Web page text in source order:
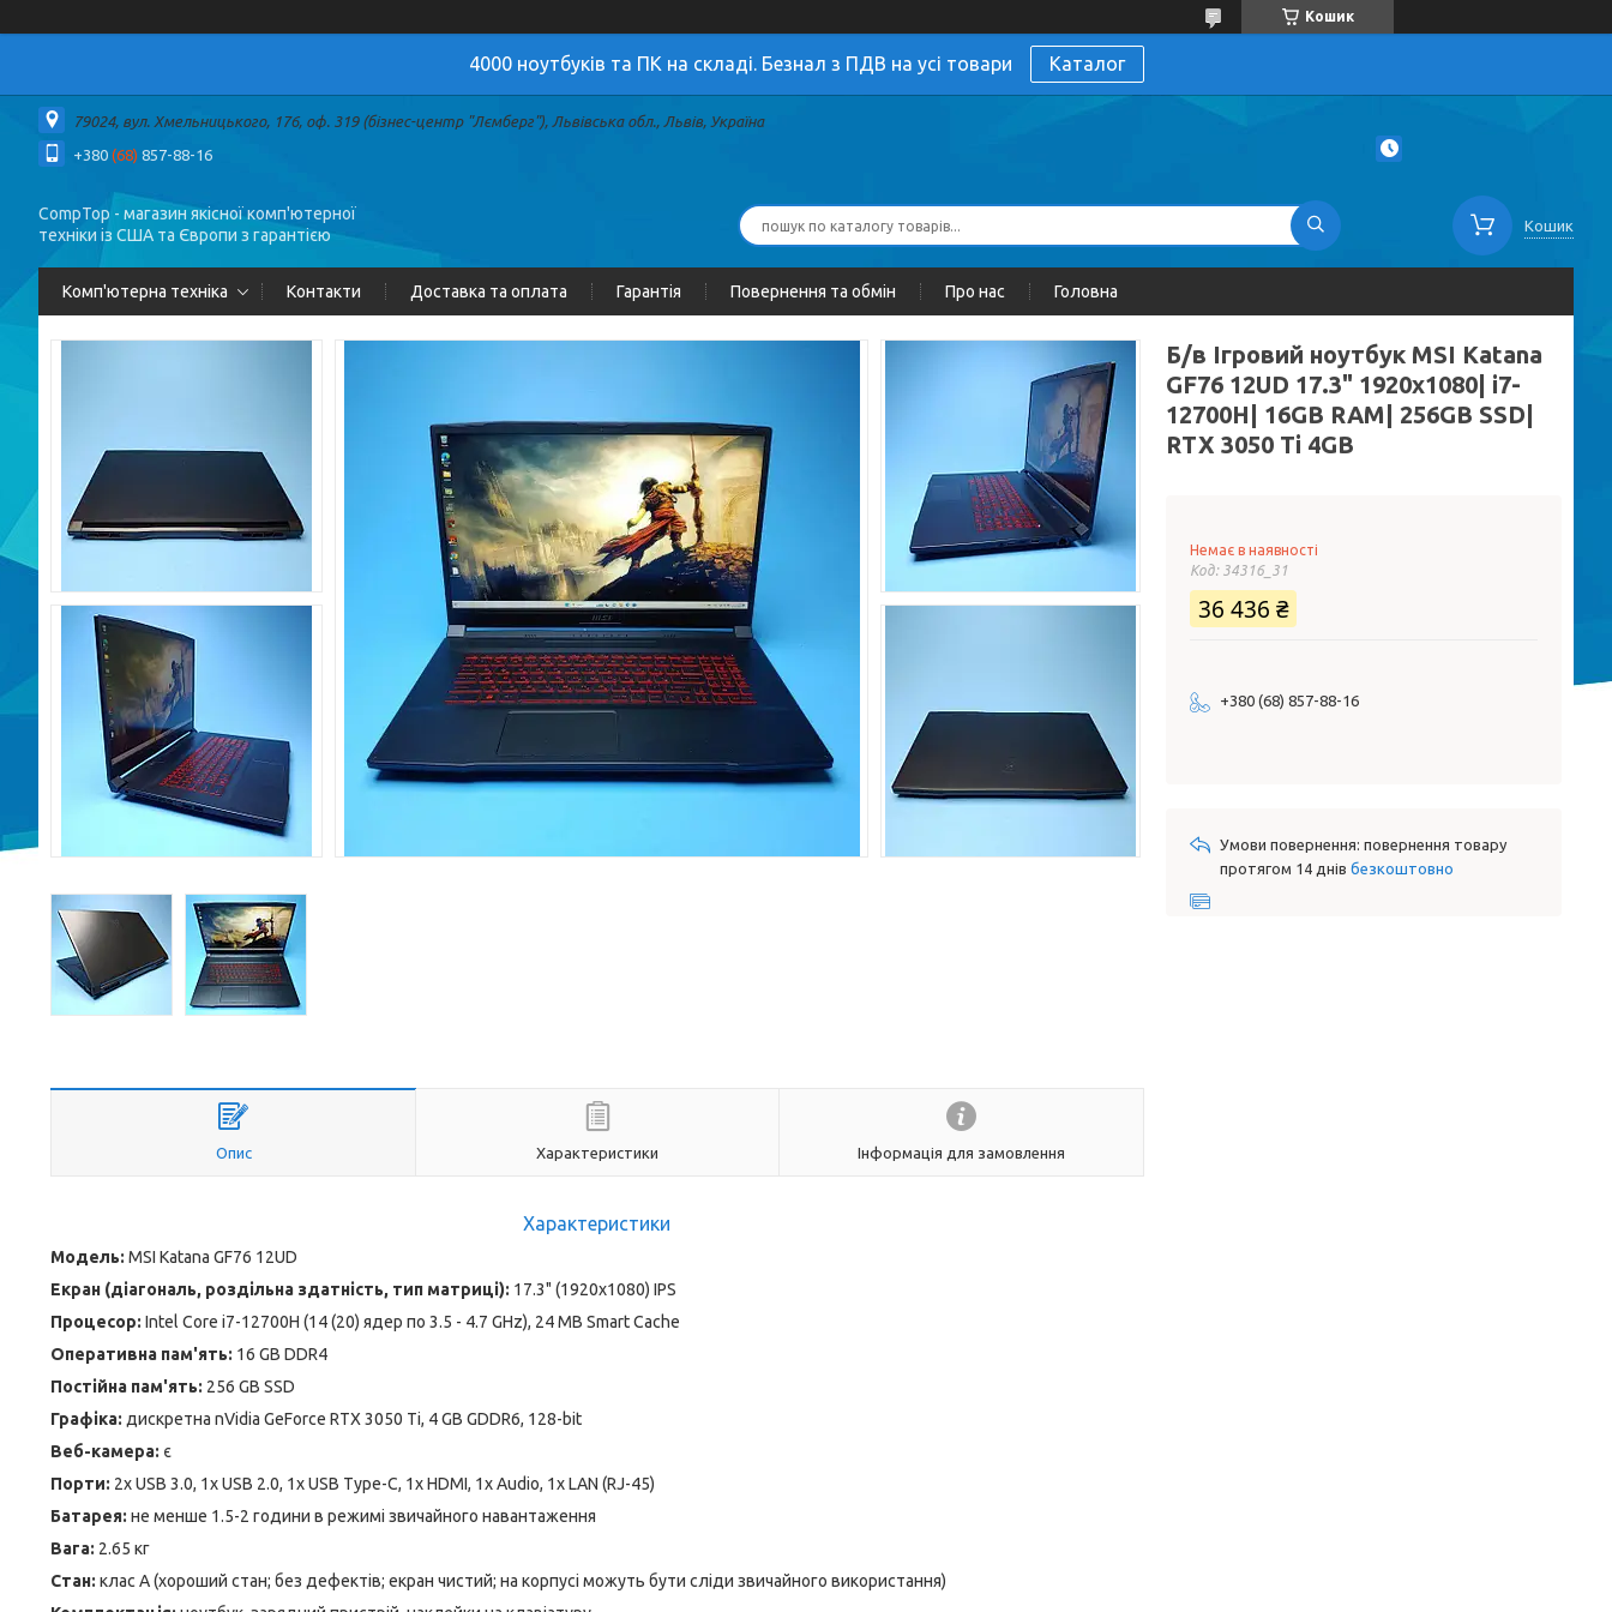
Кошик
4000 ноутбуків та ПК на складі. Безнал з ПДВ на усі товари Каталог
79024, вул. Хмельницького, 176, оф. 319 (бізнес-центр "Лємберг"), Львівська обл., Львів, Україна
+380 (68) 857-88-16
CompTop - магазин якісної комп'ютерної
техніки із США та Європи з гарантією
Кошик
Комп'ютерна техніка Контакти Доставка та оплата Гарантія Повернення та обмін Про нас Головна
Опис Характеристики Інформація для замовлення
Характеристики
Модель: MSI Katana GF76 12UD
Екран (діагональ, роздільна здатність, тип матриці): 17.3" (1920x1080) IPS
Процесор: Intel Core i7-12700H (14 (20) ядер по 3.5 - 4.7 GHz), 24 MB Smart Cache
Оперативна пам'ять: 16 GB DDR4
Постійна пам'ять: 256 GB SSD
Графіка: дискретна nVidia GeForce RTX 3050 Ti, 4 GB GDDR6, 128-bit
Веб-камера: є
Порти: 2x USB 3.0, 1x USB 2.0, 1x USB Type-C, 1x HDMI, 1x Audio, 1x LAN (RJ-45)
Батарея: не менше 1.5-2 години в режимі звичайного навантаження
Вага: 2.65 кг
Стан: клас А (хороший стан; без дефектів; екран чистий; на корпусі можуть бути сліди звичайного використання)
Б/в Ігровий ноутбук MSI Katana
GF76 12UD 17.3" 1920x1080| i7-
12700H| 16GB RAM| 256GB SSD|
RTX 3050 Ti 4GB
Немає в наявності
Код: 34316_31
36 436 ₴
+380 (68) 857-88-16
повернення товару
протягом 14 днів безкоштовно